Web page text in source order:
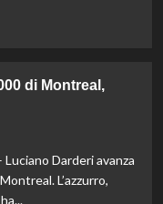
di Montreal,
Darderi avanza
L’azzurro,